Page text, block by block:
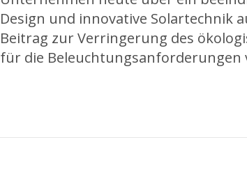
Design und innovative Solartechnik
Beitrag zur Verringerung des
für die Beleuchtungsanforderungen